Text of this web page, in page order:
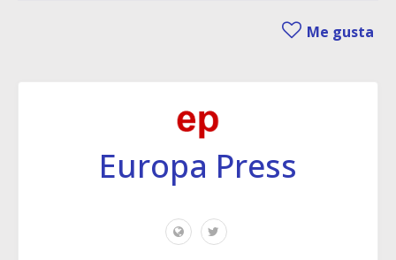
Me gusta
Europa Press